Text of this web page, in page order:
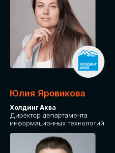
Юлия Яровикова
Холдинг Аква
Директор департамента
информационных технологий